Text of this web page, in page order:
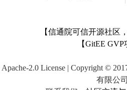
【信通院可信开源社区
【GitEE GVP
Apache-2.0 License | Copyright ©
有限公司